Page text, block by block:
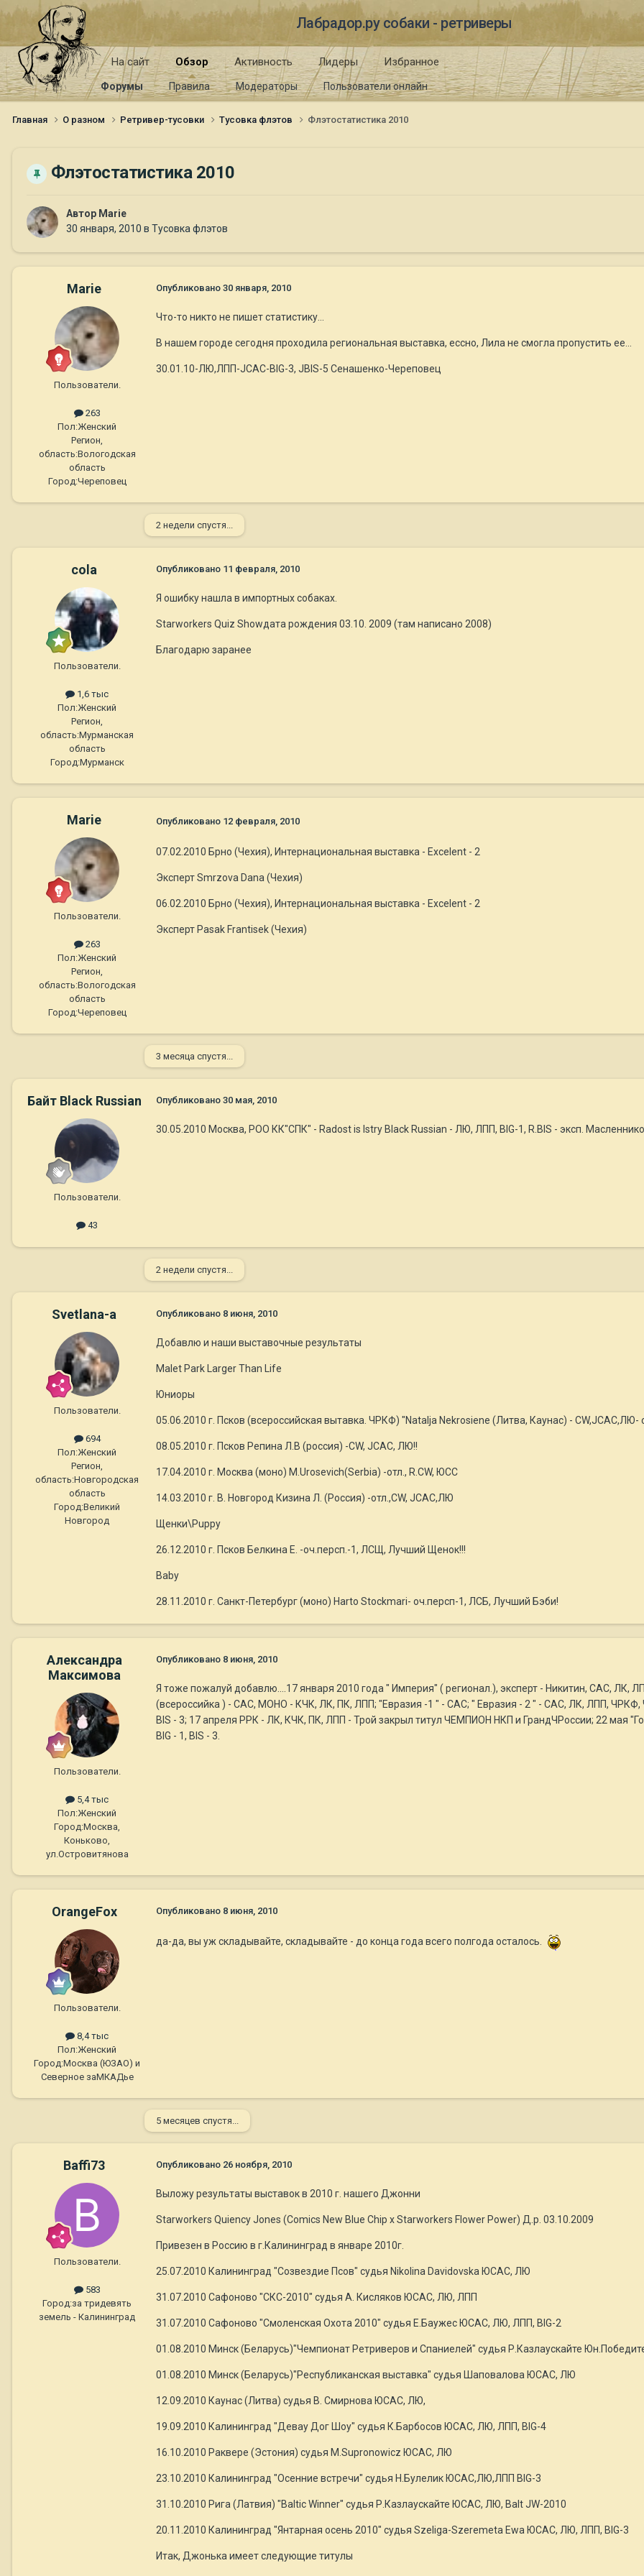
Лабрадор.ру собаки - ретриверы
На сайт Обзор
Форумы Правила Модераторы Пользователи онлайн
Активность Лидеры Избранное
Главная О разном Ретривер-тусовки Тусовка флэтов Флэтостатистика 2010
Флэтостатистика 2010
Автор Marie
30 января, 2010 в Тусовка флэтов
Marie
Пользователи.
263
Пол:Женский
Регион,
область:Вологодская
область
Город:Череповец
Опубликовано 30 января, 2010
Что-то никто не пишет статистику...
В нашем городе сегодня проходила региональная выставка, ессно, Лила не смогла пропустить ее...
30.01.10-ЛЮ,ЛПП-JСАС-BIG-3, JBIS-5 Сенашенко-Череповец
2 недели спустя...
cola
Пользователи.
1,6 тыс
Пол:Женский
Регион,
область:Мурманская
область
Город:Мурманск
Опубликовано 11 февраля, 2010
Я ошибку нашла в импортных собаках.
Starworkers Quiz Showдата рождения 03.10. 2009 (там написано 2008)
Благодарю заранее
Marie
Пользователи.
263
Пол:Женский
Регион,
область:Вологодская
область
Город:Череповец
Опубликовано 12 февраля, 2010
07.02.2010 Брно (Чехия), Интернациональная выставка - Excelent - 2
Эксперт Smrzova Dana (Чехия)
06.02.2010 Брно (Чехия), Интернациональная выставка - Excelent - 2
Эксперт Pasak Frantisek (Чехия)
3 месяца спустя...
Байт Black Russian
Пользователи.
43
Опубликовано 30 мая, 2010
30.05.2010 Москва, РОО КК"СПК" - Radost is Istry Black Russian - ЛЮ, ЛПП, BIG-1, R.BIS - эксп.
2 недели спустя...
Svetlana-a
Пользователи.
694
Пол:Женский
Регион,
область:Новгородская
область
Город:Великий
Новгород
Опубликовано 8 июня, 2010
Добавлю и наши выставочные результаты
Malet Park Larger Than Life
Юниоры
05.06.2010 г. Псков (всероссийская вытавка. ЧРКФ) "Natalja Nekrosiene (Литва, Каунас) -
08.05.2010 г. Псков Репина Л.В (россия) -CW, JCAC, ЛЮ!!
17.04.2010 г. Москва (моно) M.Urosevich(Serbia) -отл., R.CW, ЮСС
14.03.2010 г. В. Новгород Кизина Л. (Россия) -отл.,CW, JCAC,ЛЮ
Щенки\Puppy
26.12.2010 г. Псков Белкина Е. -оч.персп.-1, ЛСЩ, Лучший Щенок!!!
Baby
28.11.2010 г. Санкт-Петербург (моно) Harto Stockmari- оч.персп-1, ЛСБ, Лучший Бэби!
Александра
Максимова
Пользователи.
5,4 тыс
Пол:Женский
Город:Москва,
Коньково,
ул.Островитянова
Опубликовано 8 июня, 2010
Я тоже пожалуй добавлю....17 января 2010 года " Империя" ( регионал.), эксперт - Никитин, САС, ЛК,
(всероссийка ) - САС, МОНО - КЧК, ЛК, ПК, ЛПП; "Евразия -1 " - САС; " Евразия - 2 " - САС, ЛК, ЛПП,
BIS - 3; 17 апреля РРК - ЛК, КЧК, ПК, ЛПП - Трой закрыл титул ЧЕМПИОН НКП и ГрандЧРоссии; 22 мая
BIG - 1, BIS - 3.
OrangeFox
Пользователи.
8,4 тыс
Пол:Женский
Город:Москва (ЮЗАО) и
Северное заМКАДье
Опубликовано 8 июня, 2010
да-да, вы уж складывайте, складывайте - до конца года всего полгода осталось.
5 месяцев спустя...
Baffi73
Пользователи.
583
Город:за тридевять
земель - Калининград
Опубликовано 26 ноября, 2010
Выложу результаты выставок в 2010 г. нашего Джонни
Starworkers Quiency Jones (Comics New Blue Chip x Starworkers Flower Power) Д.р. 03.10.2009
Привезен в Россию в г.Калининград в январе 2010г.
25.07.2010 Калининград "Созвездие Псов" судья Nikolina Davidovska ЮСАС, ЛЮ
31.07.2010 Сафоново "СКС-2010" судья А. Кисляков ЮСАС, ЛЮ, ЛПП
31.07.2010 Сафоново "Смоленская Охота 2010" судья Е.Баужес ЮСАС, ЛЮ, ЛПП, BIG-2
01.08.2010 Минск (Беларусь)"Чемпионат Ретриверов и Спаниелей" судья Р.Казлаускайте
01.08.2010 Минск (Беларусь)"Республиканская выставка" судья Шаповалова ЮСАС, ЛЮ
12.09.2010 Каунас (Литва) судья В. Смирнова ЮСАС, ЛЮ,
19.09.2010 Калининград "Девау Дог Шоу" судья К.Барбосов ЮСАС, ЛЮ, ЛПП, BIG-4
16.10.2010 Раквере (Эстония) судья М.Supronowicz ЮСАС, ЛЮ
23.10.2010 Калининград "Осенние встречи" судья Н.Булелик ЮСАС,ЛЮ,ЛПП BIG-3
31.10.2010 Рига (Латвия) "Baltic Winner" судья Р.Казлаускайте ЮСАС, ЛЮ, Balt JW-2010
20.11.2010 Калининград "Янтарная осень 2010" судья Szeliga-Szeremeta Ewa ЮСАС, ЛЮ, ЛПП, BIG-3
Итак, Джонька имеет следующие титулы